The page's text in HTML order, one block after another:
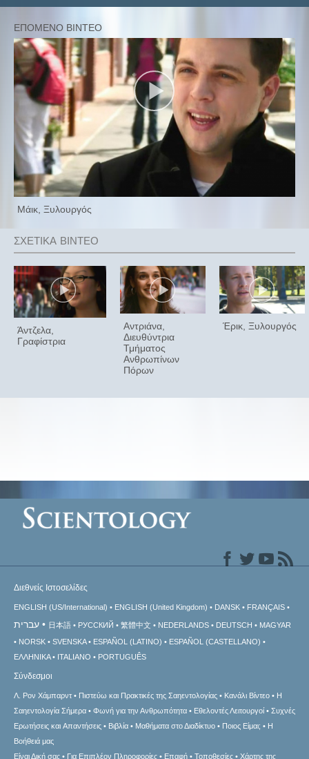
Μάικ, Ξυλουργός
Άντζελα,
Γραφίστρια
Αντριάνα,
Διευθύντρια
Τμήματος
Ανθρωπίνων
Πόρων
Έρικ, Ξυλουργός
Διεθνείς Ιστοσελίδες
ENGLISH (US/International) ENGLISH (United Kingdom) DANSK FRANÇAIS
עברית 日本語 РУССКИЙ 繁體中文 NEDERLANDS DEUTSCH
MAGYAR
NORSK
SVENSKA ESPAÑOL (LATINO)
ESPAÑOL (CASTELLANO)
ΕΛΛΗΝΙΚA
ITALIANO PORTUGUÊS
Σύνδεσμοι
Λ. Ρον Χάμπαρντ Πιστεύω και Πρακτικές της Σαηεντολογίας Κανάλι Βίντεο
Η
Σαηεντολογία Σήμερα
Φωνή για την Ανθρωπότητα Εθελοντές Λειτουργοί
Συχνές
Ερωτήσεις και Απαντήσεις
Βιβλία Μαθήματα στο Διαδίκτυο Ποιος Είμαι;
Η
Βοήθειά μας
Είναι Δική σας
Για Επιπλέον Πληροφορίες Επαφή Τοποθεσίες Χάρτης της